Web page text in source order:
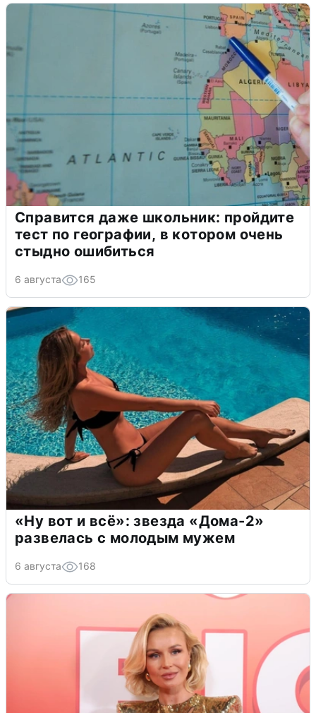
Справится даже школьник: пройдите
тест по географии, в котором очень
стыдно ошибиться
6 августа 165
«Ну вот и всё»: звезда «Дома-2»
развелась с молодым мужем
6 августа 168